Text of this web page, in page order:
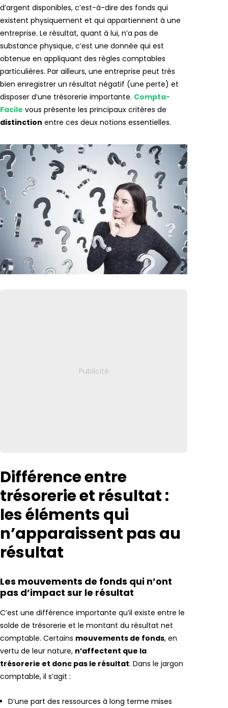
d’argent disponibles, c’est-à-dire des fonds qui
existent physiquement et qui appartiennent à une
entreprise. Le résultat, quant à lui, n’a pas de
substance physique, c’est une donnée qui est
obtenue en appliquant des règles comptables
particulières. Par ailleurs, une entreprise peut très
bien enregistrer un résultat négatif (une perte) et
disposer d’une trésorerie importante. Compta-
Facile vous présente les principaux critères de
distinction entre ces deux notions essentielles.
Différence entre
trésorerie et résultat :
les éléments qui
n’apparaissent pas au
résultat
Les mouvements de fonds qui n’ont
pas d’impact sur le résultat
C’est une différence importante qu’il existe entre le
solde de trésorerie et le montant du résultat net
comptable. Certains mouvements de fonds, en
vertu de leur nature, n’affectent que la
trésorerie et donc pas le résultat. Dans le jargon
comptable, il s’agit :
D’une part des ressources à long terme mises